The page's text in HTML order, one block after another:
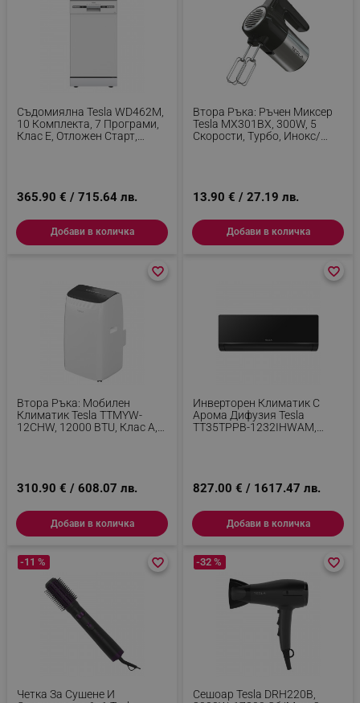
Съдомиялна Tesla WD462M,
10 Комплекта, 7 Програми,
Клас Е, Отложен Старт,
365.90 € / 715.64 лв.
Добави в количка
Втора Ръка: Ръчен Миксер
Tesla MX301BX, 300W, 5
Скорости, Турбо, Инокс/
13.90 € / 27.19 лв.
Добави в количка
Втора Ръка: Мобилен
Климатик Tesla TTMYW-
12CHW, 12000 BTU, Клас А,
310.90 € / 608.07 лв.
favorite_border
favorite_border
Добави в количка
Инверторен Климатик С
Арома Дифузия Tesla
TT35TPPB-1232IHWAM,
Черен
827.00 € / 1617.47 лв.
favorite_border
favorite_border
Добави в количка
Четка За Сушене И
-11 % favorite_border
favorite_border
Сешоар Tesla DRH220B,
-32 % favorite_border
favorite_border